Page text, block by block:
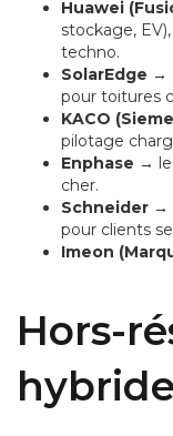
Huawei
stockage,
techno.
SolarEdge →
pour toitures
KACO
pilotage
Enphase → le
cher.
Schneider →
pour clients
Imeon
Hors-